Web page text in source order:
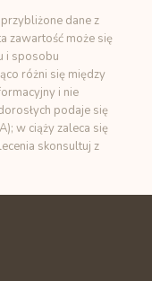
dane z
zawartość może się
i sposobu
różni się między
i nie
podaje się
w ciąży zaleca się
skonsultuj z